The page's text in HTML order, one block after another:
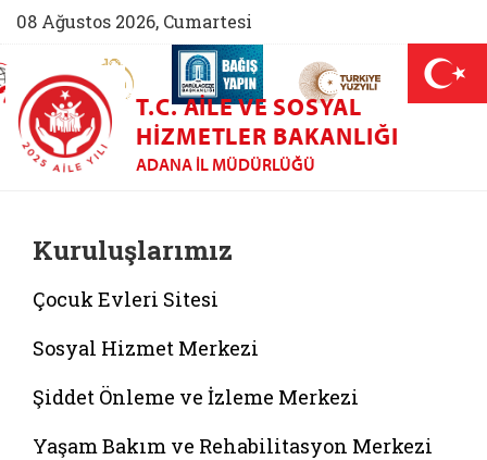
08 Ağustos 2026, Cumartesi
(yeni sekmede açılır)
AİLEM İletişim Merkezi (yeni sekmede açılır)
Aile ve Nüfus On Yılı (yeni sekmede açılır)
Darülaceze bağış sayfası (yeni
T.C. AILE VE SOSYAL
HIZMETLER BAKANLIĞI
ADANA İL MÜDÜRLÜĞÜ
Kuruluşlarımız
Çocuk Evleri Sitesi
Sosyal Hizmet Merkezi
Şiddet Önleme ve İzleme Merkezi
Yaşam Bakım ve Rehabilitasyon Merkezi